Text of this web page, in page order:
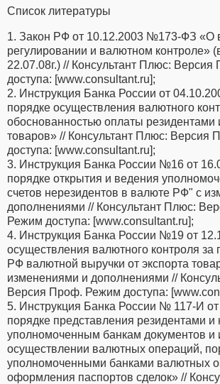
Список литературы
1. Закон РФ от 10.12.2003 №173-ФЗ «О
регулировании и валютном контроле»
22.07.08г.) // Консультант Плюс:
доступа: [www.consultant.ru];
2. Инструкция Банка России от
порядке осуществления валютного
обоснованностью оплаты
товаров» // Консультант Плюс: Версия
доступа: [www.consultant.ru];
3. Инструкция Банка России №16 от
порядке открытия и ведения
счетов нерезидентов в валюте РФ" с
дополнениями // Консультант Плюс:
Режим доступа: [www.consultant.ru];
4. Инструкция Банка России №19 от
осуществления валютного контроля за
РФ валютной выручки от экспорта
изменениями и дополнениями //
Версия Проф. Режим доступа:
5. Инструкция Банка России № 117-И от
порядке представления резидентами и
уполномоченным банкам документов
осуществлении валютных операций,
уполномоченными банками валютных
оформления паспортов сделок» //